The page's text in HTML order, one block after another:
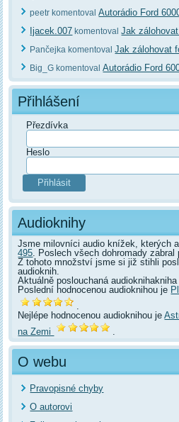
peetr komentovalAutorádio Ford
Ijacek.007 komentovalJak
Pančejka komentovalJak zálohovat
Big_G komentovalAutorádio Ford
Přihlášení
Přezdívka
Heslo
Audioknihy
Jsme milovníci audio knížek, kterých
495. Poslech všech dohromady zabral
Z tohoto množství jsme si již stihli
audioknih.
Aktuálně poslouchaná
Poslední hodnocenou audioknihou je
.
Nejlépe hodnocenou audioknihou je
na Zemi
.
O webu
Pravopisné chyby
O autorovi